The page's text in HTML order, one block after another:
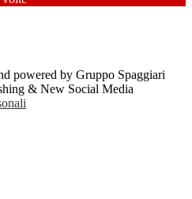
powered by Gruppo Spaggiari
& New Social Media